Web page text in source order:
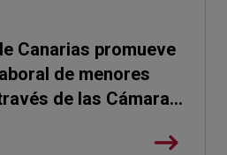
Canarias promueve
de menores
de las Cámaras